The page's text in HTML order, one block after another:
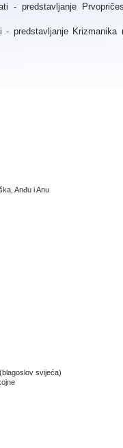
- predstavljanje
predstavljanje Krizmanika
Anđu i Anu
svijeća)